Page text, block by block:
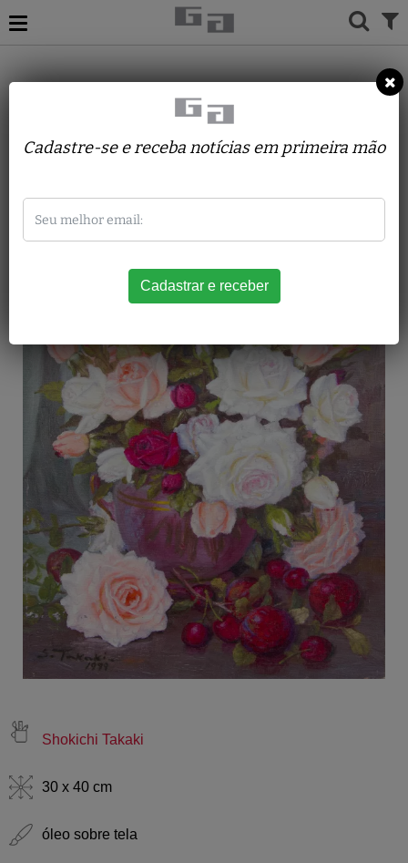
SHOKICHI TAKAKI
FLORES (ROSAS)
Shokichi Takaki
30 x 40 cm
óleo sobre tela
Cadastre-se e receba notícias em primeira mão